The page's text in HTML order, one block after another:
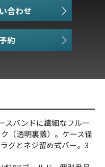
合わせ
スバンドに繊細なフルー
（透明裏蓋）。ケース径
グとネジ留め式バー。3